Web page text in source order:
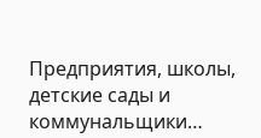
Предприятия, школы,
детские сады и
коммунальщики